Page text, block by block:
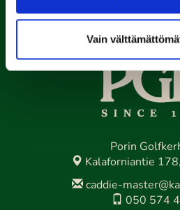
Vain
Porin
Kalaforniantie
caddie-
050 574